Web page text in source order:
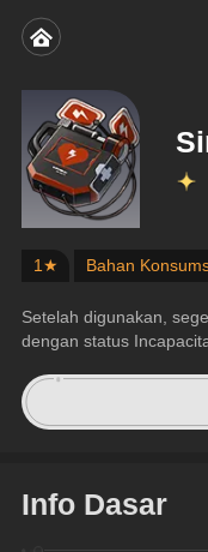
1★ Bahan
Setelah digunakan,
dengan status
Info Dasar